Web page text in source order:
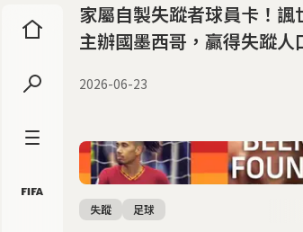
家屬自製失蹤者球員卡！諷
主辦國墨西哥，贏得失蹤人
2026-06-23
失蹤 足球